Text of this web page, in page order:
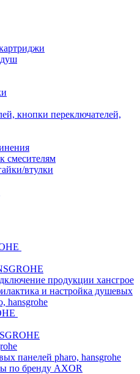
кнопки переключателей,
смесителям
втулки
продукции хансгрое
и настройка душевых
hansgrohe
панелей pharo, hansgrohe
по бренду AXOR